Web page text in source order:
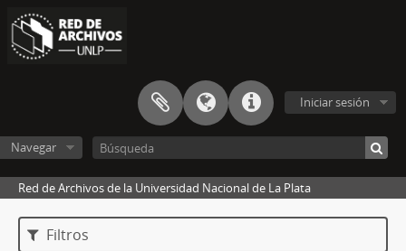
Iniciar sesión
Navegar
Red de Archivos de la Universidad Nacional de La Plata
Filtros